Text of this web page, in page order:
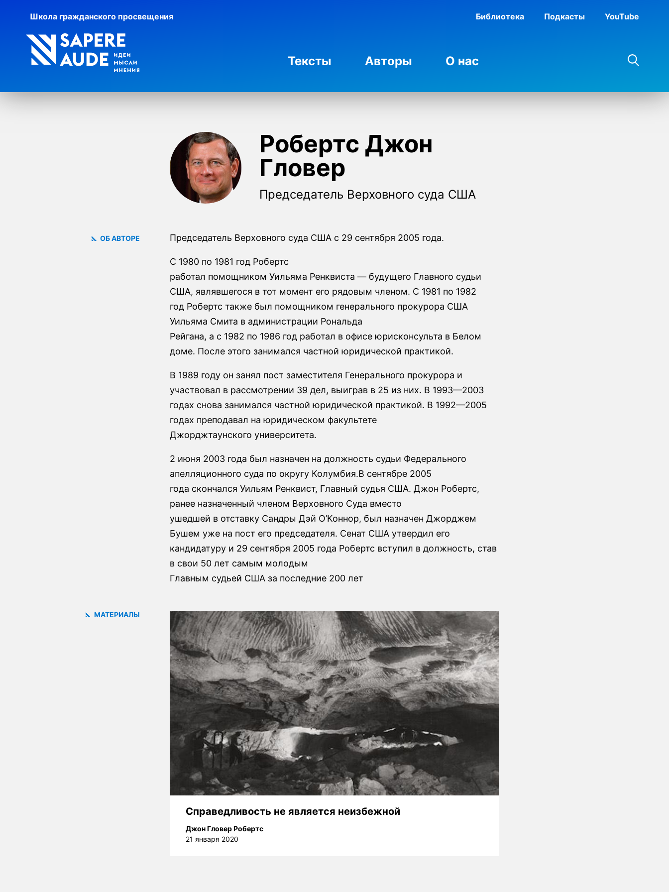
Школа гражданского просвещения Библиотека Подкасты YouTube
Тексты Авторы О нас
Робертс Джон
Гловер
Председатель Верховного суда США
ОБ АВТОРЕ Председатель Верховного суда США с 29 сентября 2005 года.
С 1980 по 1981 год Робертс
работал помощником Уильяма Ренквиста — будущего Главного судьи
США, являвшегося в тот момент его рядовым членом. C 1981 по 1982
год Робертс также был помощником генерального прокурора США
Уильяма Смита в администрации Рональда
Рейгана, а с 1982 по 1986 год работал в офисе юрисконсульта в Белом
доме. После этого занимался частной юридической практикой.
В 1989 году он занял пост заместителя Генерального прокурора и
участвовал в рассмотрении 39 дел, выиграв в 25 из них. В 1993—2003
годах снова занимался частной юридической практикой. В 1992—2005
годах преподавал на юридическом факультете
Джорджтаунского университета.
2 июня 2003 года был назначен на должность судьи Федерального
апелляционного суда по округу Колумбия.В сентябре 2005
года скончался Уильям Ренквист, Главный судья США. Джон Робертс,
ранее назначенный членом Верховного Суда вместо
ушедшей в отставку Сандры Дэй О’Коннор, был назначен Джорджем
Бушем уже на пост его председателя. Сенат США утвердил его
кандидатуру и 29 сентября 2005 года Робертс вступил в должность, став
в свои 50 лет самым молодым
Главным судьей США за последние 200 лет
МАТЕРИАЛЫ
Справедливость не является неизбежной
Джон Гловер Робертс
21 января 2020